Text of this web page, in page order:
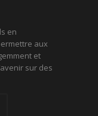
en
aux
et
sur des